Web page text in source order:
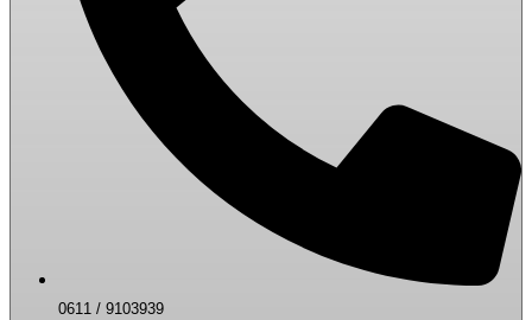
0611 / 9103939